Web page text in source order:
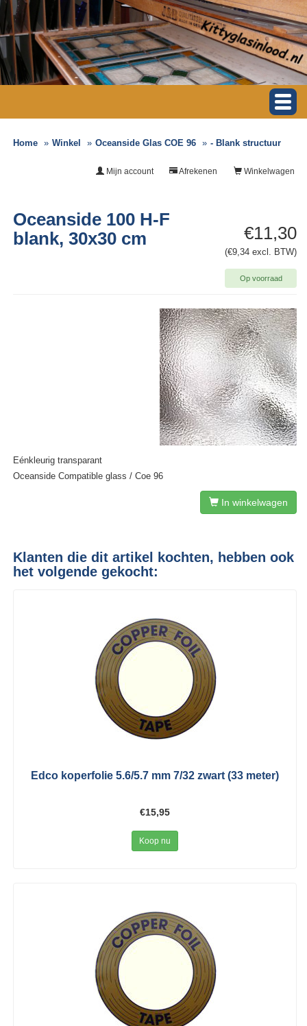
Home Winkel Oceanside Glas COE 96 - Blank structuur
Winkelwagen
Afrekenen
Mijn account
€11,30
(€9,34 excl. BTW)
Op voorraad
Oceanside 100 H-F
blank, 30x30 cm
Eénkleurig transparant
Oceanside Compatible glass / Coe 96
In winkelwagen
Klanten die dit artikel kochten, hebben ook
het volgende gekocht:
Edco koperfolie 5.6/5.7 mm 7/32 zwart (33 meter)
€15,95
Koop nu